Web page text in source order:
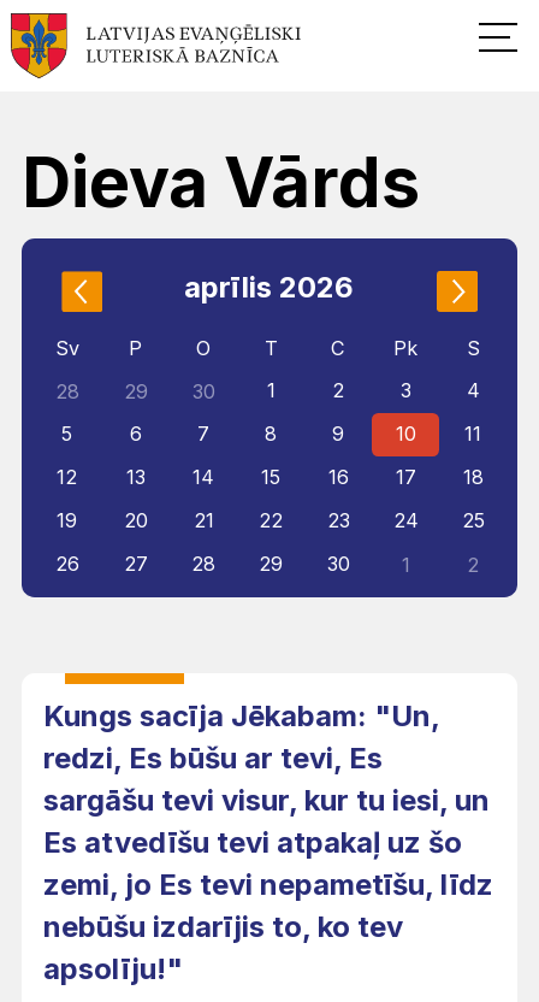
Dieva Vārds
Kungs sacīja Jēkabam: "Un,
redzi, Es būšu ar tevi, Es
sargāšu tevi visur, kur tu iesi, un
Es atvedīšu tevi atpakaļ uz šo
zemi, jo Es tevi nepametīšu, līdz
nebūšu izdarījis to, ko tev
apsolīju!"
aprīlis 2026
Sv P O T C Pk
S
28
29 30 1 2 3
4
5
6 7 8 9 10
11
12
13 14 15 16 17
18
19
20 21 22 23 24
25
26
27 28 29 30 1 2